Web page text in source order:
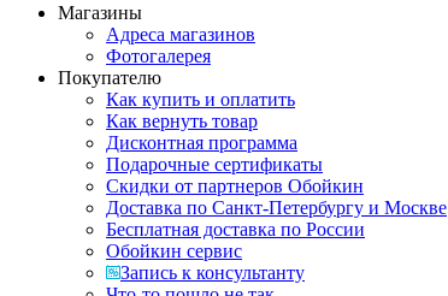
Магазины
Адреса магазинов
Фотогалерея
Покупателю
Как купить и оплатить
Как вернуть товар
Дисконтная программа
Подарочные сертификаты
Скидки от партнеров Обойкин
Доставка по Санкт-Петербургу и Москве
Бесплатная доставка по России
Обойкин сервис
Запись к консультанту